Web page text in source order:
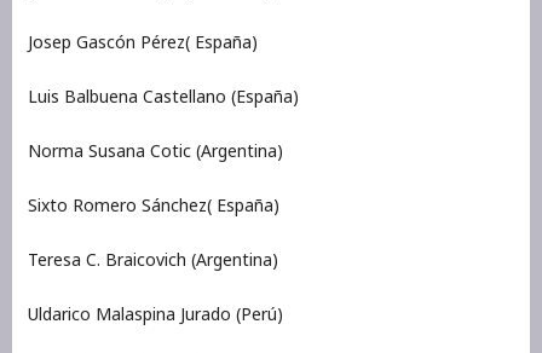
Josep Gascón Pérez( España)
Luis Balbuena Castellano (España)
Norma Susana Cotic (Argentina)
Sixto Romero Sánchez( España)
Teresa C. Braicovich (Argentina)
Uldarico Malaspina Jurado (Perú)